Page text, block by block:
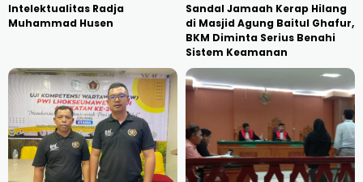
Intelektualitas Radja
Muhammad Husen
Sandal Jamaah Kerap Hilang
di Masjid Agung Baitul Ghafur,
BKM Diminta Serius Benahi
Sistem Keamanan